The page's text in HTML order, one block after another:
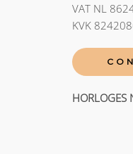
VAT NL
KVK
HORLOGES